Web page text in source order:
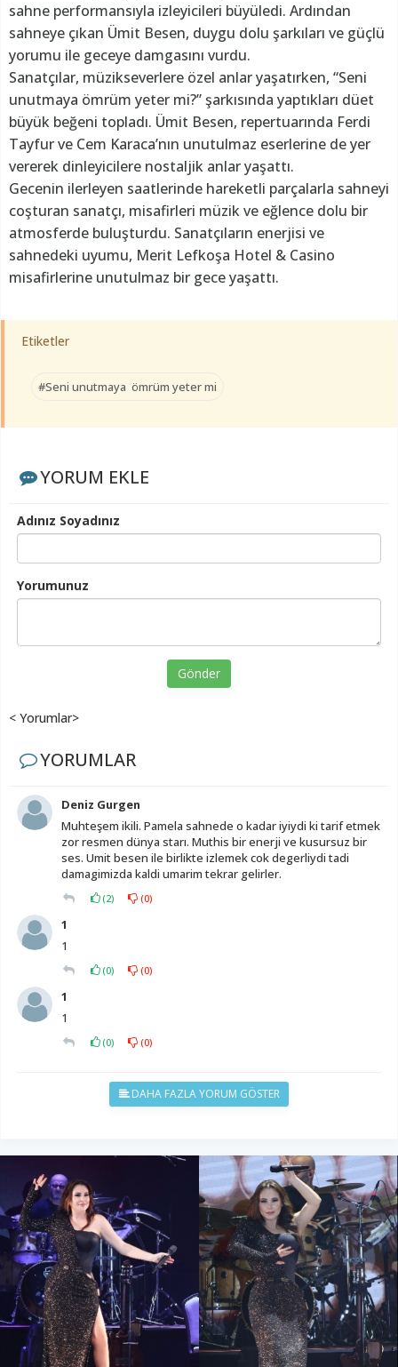
sahne performansıyla izleyicileri büyüledi. Ardından
sahneye çıkan Ümit Besen, duygu dolu şarkıları ve güçlü
yorumu ile geceye damgasını vurdu.
Sanatçılar, müzikseverlere özel anlar yaşatırken, “Seni
unutmaya ömrüm yeter mi?” şarkısında yaptıkları düet
büyük beğeni topladı. Ümit Besen, repertuarında Ferdi
Tayfur ve Cem Karaca’nın unutulmaz eserlerine de yer
vererek dinleyicilere nostaljik anlar yaşattı.
Gecenin ilerleyen saatlerinde hareketli parçalarla sahneyi
coşturan sanatçı, misafirleri müzik ve eğlence dolu bir
atmosferde buluşturdu. Sanatçıların enerjisi ve
sahnedeki uyumu, Merit Lefkoşa Hotel & Casino
misafirlerine unutulmaz bir gece yaşattı.
Etiketler
#Seni unutmaya ömrüm yeter mi
YORUM EKLE
Adınız Soyadınız
Yorumunuz
Gönder
< Yorumlar>
YORUMLAR
Deniz Gurgen
Muhteşem ikili. Pamela sahnede o kadar iyiydi ki tarif etmek
zor resmen dünya starı. Muthis bir enerji ve kusursuz bir
ses. Umit besen ile birlikte izlemek cok degerliydi tadi
damagimizda kaldi umarim tekrar gelirler.
(2) (0)
1
1
(0) (0)
1
1
(0) (0)
DAHA FAZLA YORUM GÖSTER